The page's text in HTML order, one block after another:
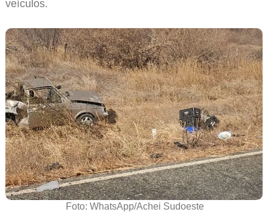
veículos.
Foto: WhatsApp/Achei Sudoeste